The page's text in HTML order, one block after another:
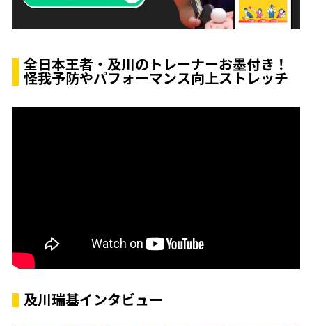
全日本王者・及川のトレーナーお墨付き！
怪我予防やパフォーマンス向上ストレッチ
及川瑞基インタビュー